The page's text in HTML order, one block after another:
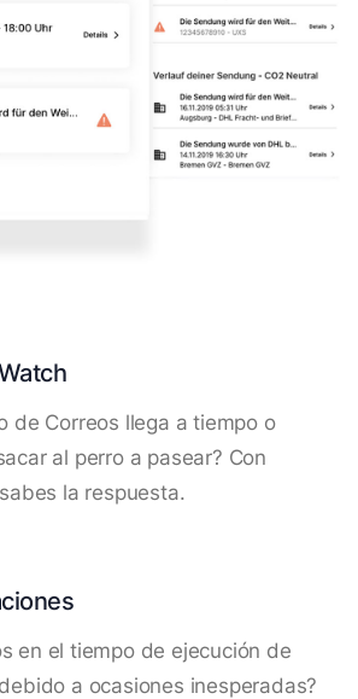
de Correos llega a tiempo o
al perro a pasear? Con
la respuesta.
en el tiempo de ejecución de
a ocasiones inesperadas?